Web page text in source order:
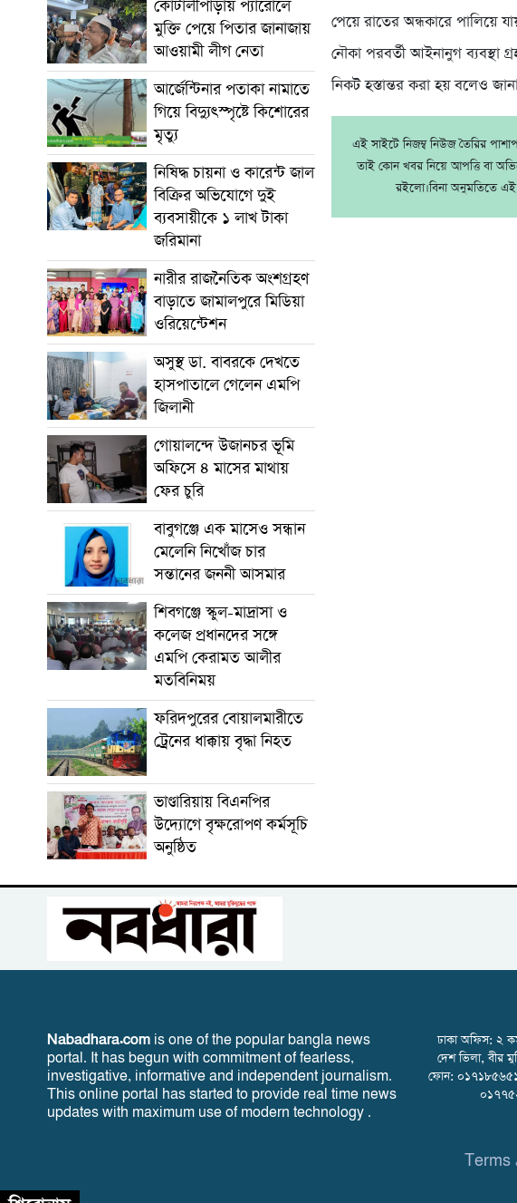
কোটালীপাড়ায় প্যারোলে
মুক্তি পেয়ে পিতার জানাজায়
আওয়ামী লীগ নেতা
আর্জেন্টিনার পতাকা নামাতে
গিয়ে বিদ্যুৎস্পৃষ্টে কিশোরের
মৃত্যু
নিষিদ্ধ চায়না ও কারেন্ট জাল
বিক্রির অভিযোগে দুই
ব্যবসায়ীকে ১ লাখ টাকা
জরিমানা
নারীর রাজনৈতিক অংশগ্রহণ
বাড়াতে জামালপুরে মিডিয়া
ওরিয়েন্টেশন
অসুস্থ ডা. বাবরকে দেখতে
হাসপাতালে গেলেন এমপি
জিলানী
গোয়ালন্দে উজানচর ভূমি
অফিসে ৪ মাসের মাথায়
ফের চুরি
বাবুগঞ্জে এক মাসেও সন্ধান
মেলেনি নিখোঁজ চার
সন্তানের জননী আসমার
শিবগঞ্জে স্কুল-মাদ্রাসা ও
কলেজ প্রধানদের সঙ্গে
এমপি কেরামত আলীর
মতবিনিময়
ফরিদপুরের বোয়ালমারীতে
ট্রেনের ধাক্কায় বৃদ্ধা নিহত
ভাণ্ডারিয়ায় বিএনপির
উদ্যোগে বৃক্ষরোপণ কর্মসূচি
অনুষ্ঠিত
পেয়ে রাতের অন্ধকারে পালিয়ে
নৌকা পরবর্তী আইনানুগ ব্যবস্থা
নিকট হস্তান্তর করা হয় বলেও
এই সাইটে নিজম্ব নিউজ তৈরির
তাই কোন খবর নিয়ে আপত্তি বা
রইলো।বিনা অনুমতিতে
Nabadhara.com is one of the popular bangla news
portal. It has begun with commitment of fearless,
investigative, informative and independent journalism.
This online portal has started to provide real time news
updates with maximum use of modern technology .
ঢাকা অফিস: ২
দেশ ভিলা, বীর
ফোন:
Terms